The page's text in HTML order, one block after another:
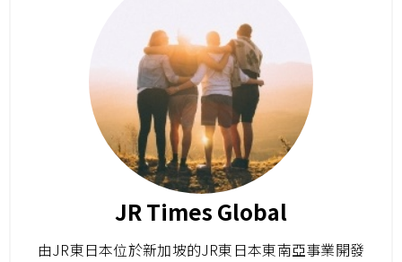
JR Times Global
由JR東日本位於新加坡的JR東日本東南亞事業開發